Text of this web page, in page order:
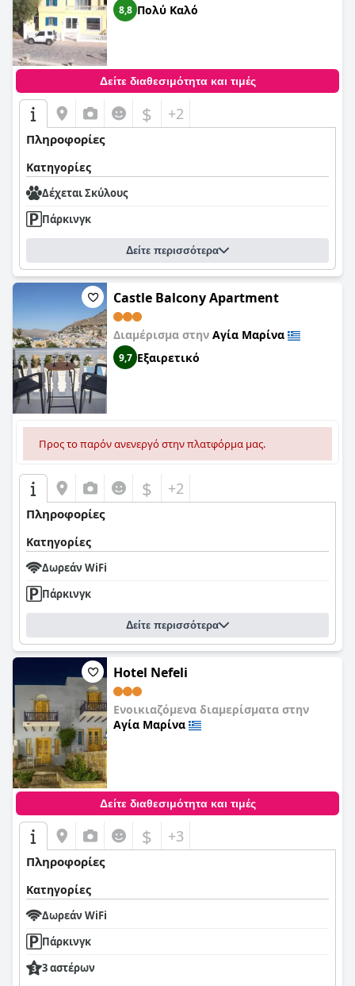
8,8 Πολύ Καλό
Δείτε διαθεσιμότητα και τιμές
$ +2
Πληροφορίες
Κατηγορίες
Δέχεται Σκύλους
Πάρκινγκ
Δείτε περισσότερα
Castle Balcony Apartment
Διαμέρισμα στην Αγία Μαρίνα
9,7 Εξαιρετικό
Προς το παρόν ανενεργό στην πλατφόρμα μας.
$ +2
Πληροφορίες
Κατηγορίες
Δωρεάν WiFi
Πάρκινγκ
Δείτε περισσότερα
Hotel Nefeli
Ενοικιαζόμενα διαμερίσματα στην
Αγία Μαρίνα
Δείτε διαθεσιμότητα και τιμές
$ +3
Πληροφορίες
Κατηγορίες
Δωρεάν WiFi
Πάρκινγκ
3 αστέρων